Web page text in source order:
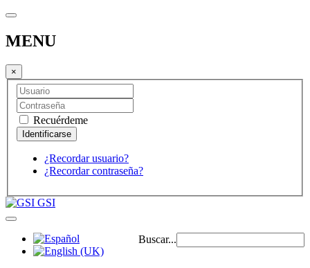
MENU
×
Recuérdeme
¿Recordar usuario?
¿Recordar contraseña?
GSI
Buscar...